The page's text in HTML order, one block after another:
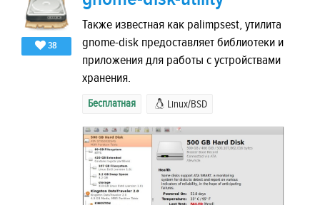
38
Также известная как palimpsest, утилита
gnome-disk предоставляет библиотеки и
приложения для работы с устройствами
хранения.
Бесплатная Linux/BSD